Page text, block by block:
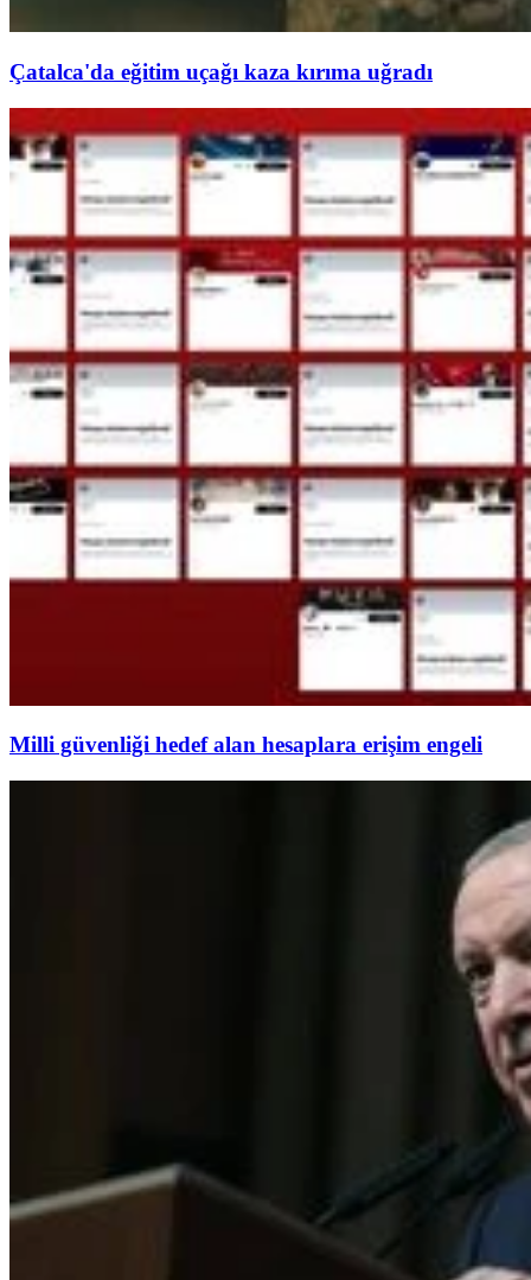
Çatalca'da eğitim uçağı kaza kırıma uğradı
Milli güvenliği hedef alan hesaplara erişim engeli